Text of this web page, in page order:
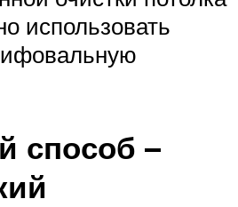
использовать
способ –